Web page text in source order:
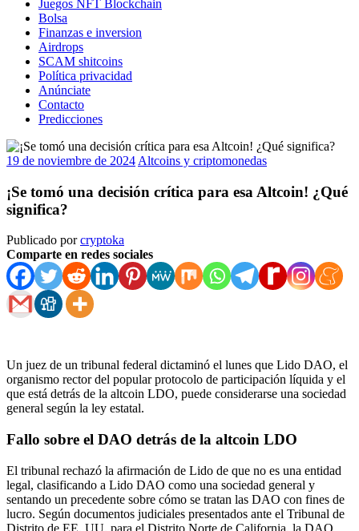
Juegos NFT Blockchain
Bolsa
Finanzas e inversion
Airdrops
SCAM shitcoins
Política privacidad
Anúnciate
Contacto
Predicciones
19 de noviembre de 2024 Altcoins y criptomonedas
¡Se tomó una decisión crítica para esa Altcoin! ¿Qué
significa?
Publicado porcryptoka
Comparte en redes sociales
Un juez de un tribunal federal dictaminó el lunes que Lido DAO, el
organismo rector del popular protocolo de participación líquida y el
que está detrás de la altcoin LDO, puede considerarse una sociedad
general según la ley estatal.
Fallo sobre el DAO detrás de la altcoin LDO
El tribunal rechazó la afirmación de Lido de que no es una entidad
legal, clasificando a Lido DAO como una sociedad general y
sentando un precedente sobre cómo se tratan las DAO con fines de
lucro. Según documentos judiciales presentados ante el Tribunal de
Distrito de EE. UU. para el Distrito Norte de California, la DAO